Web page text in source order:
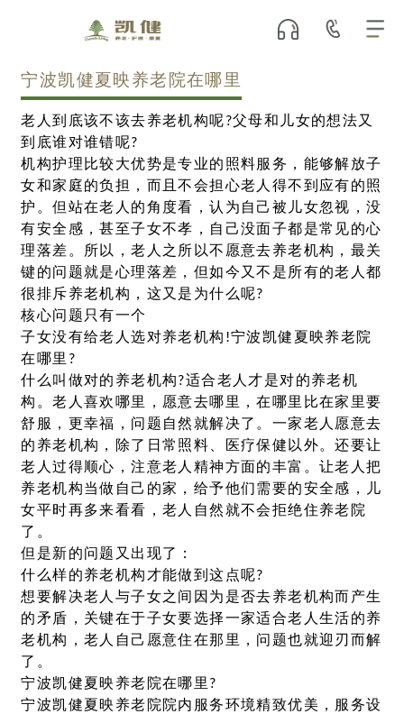
宁波凯健夏映养老院在哪里
老人到底该不该去养老机构呢?父母和儿女的想法又
到底谁对谁错呢?
机构护理比较大优势是专业的照料服务，能够解放子
女和家庭的负担，而且不会担心老人得不到应有的照
护。但站在老人的角度看，认为自己被儿女忽视，没
有安全感，甚至子女不孝，自己没面子都是常见的心
理落差。所以，老人之所以不愿意去养老机构，最关
键的问题就是心理落差，但如今又不是所有的老人都
很排斥养老机构，这又是为什么呢?
核心问题只有一个
子女没有给老人选对养老机构!宁波凯健夏映养老院
在哪里?
什么叫做对的养老机构?适合老人才是对的养老机
构。老人喜欢哪里，愿意去哪里，在哪里比在家里要
舒服，更幸福，问题自然就解决了。一家老人愿意去
的养老机构，除了日常照料、医疗保健以外。还要让
老人过得顺心，注意老人精神方面的丰富。让老人把
养老机构当做自己的家，给予他们需要的安全感，儿
女平时再多来看看，老人自然就不会拒绝住养老院
了。
但是新的问题又出现了：
什么样的养老机构才能做到这点呢?
想要解决老人与子女之间因为是否去养老机构而产生
的矛盾，关键在于子女要选择一家适合老人生活的养
老机构，老人自己愿意住在那里，问题也就迎刃而解
了。
宁波凯健夏映养老院在哪里?
宁波凯健夏映养老院院内服务环境精致优美，服务设